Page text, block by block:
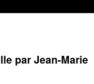
par Jean-Marie